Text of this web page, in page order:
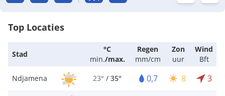
Top Locaties
Stad
°C
min./max.
Regen
mm/cm
Zon
uur
Wind
Bft
Ndjamena
23° / 35° 0,7 8 3